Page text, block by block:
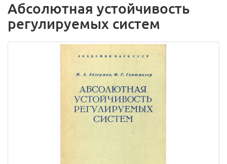
Абсолютная устойчивость
регулируемых систем